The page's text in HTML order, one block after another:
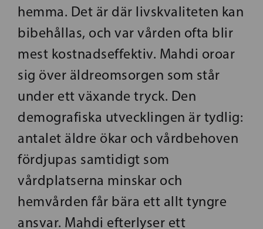
hemma. Det är där livskvaliteten kan
bibehållas, och var vården ofta blir
mest kostnadseffektiv. Mahdi oroar
sig över äldreomsorgen som står
under ett växande tryck. Den
demografiska utvecklingen är tydlig:
antalet äldre ökar och vårdbehoven
fördjupas samtidigt som
vårdplatserna minskar och
hemvården får bära ett allt tyngre
ansvar. Mahdi efterlyser ett